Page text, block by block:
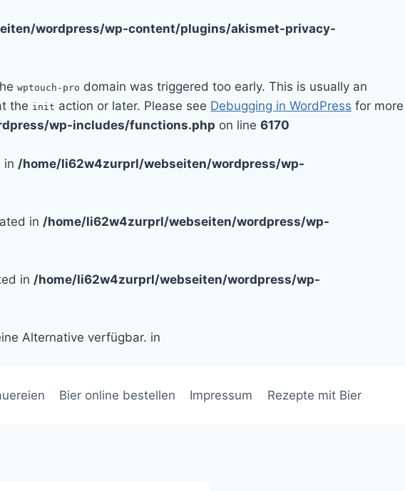
wordpress/wp-content/plugins/akismet-privacy-
wptouch-pro domain was triggered too early. This is usually an
the init action or later. Please see Debugging in WordPress for more
wp-includes/functions.php on line 6170
in /home/li62w4zurprl/webseiten/wordpress/wp-
in /home/li62w4zurprl/webseiten/wordpress/wp-
in /home/li62w4zurprl/webseiten/wordpress/wp-
Alternative verfügbar. in
Bier online bestellen Impressum Rezepte mit Bier